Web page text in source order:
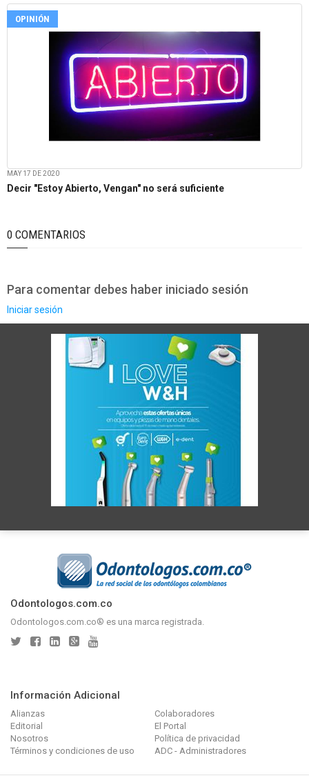
OPINIÓN
MAY 17 DE 2020
Decir "Estoy Abierto, Vengan" no será suficiente
0 COMENTARIOS
Para comentar debes haber iniciado sesión
Iniciar sesión
Odontologos.com.co
Odontologos.com.co® es una marca registrada.
Información Adicional
Alianzas
Colaboradores
Editorial
El Portal
Nosotros
Política de privacidad
Términos y condiciones de uso
ADC - Administradores